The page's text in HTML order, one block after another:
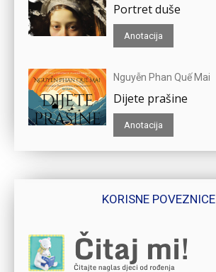
Portret duše
Anotacija
Nguyễn Phan Quế Mai
Dijete prašine
Anotacija
KORISNE POVEZNICE